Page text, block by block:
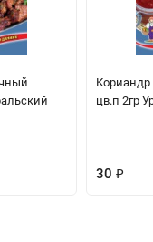
цв.п 2гр
30 ₽